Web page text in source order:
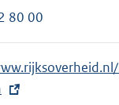
80 00